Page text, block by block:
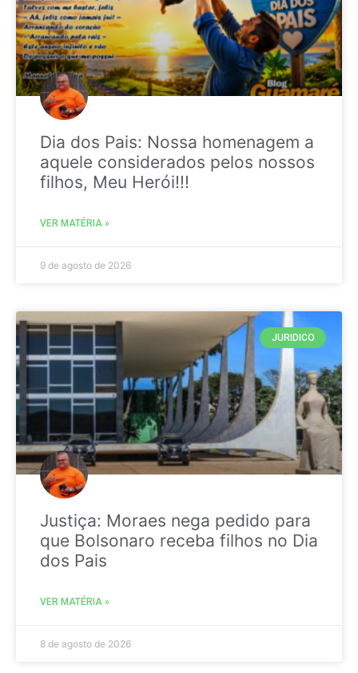
Dia dos Pais: Nossa homenagem a
aquele considerados pelos nossos
filhos, Meu Herói!!!
VER MATÉRIA »
9 de agosto de 2026
JURIDICO
Justiça: Moraes nega pedido para
que Bolsonaro receba filhos no Dia
dos Pais
VER MATÉRIA »
8 de agosto de 2026